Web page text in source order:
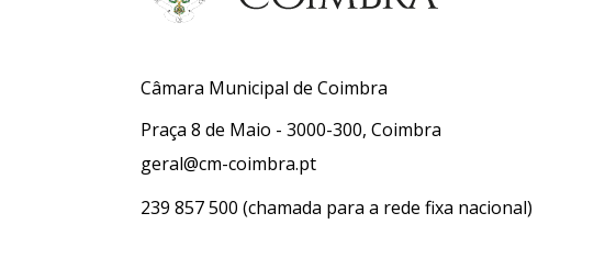
Câmara Municipal de Coimbra
Praça 8 de Maio - 3000-300, Coimbra
geral@cm-coimbra.pt
239 857 500 (chamada para a rede fixa nacional)